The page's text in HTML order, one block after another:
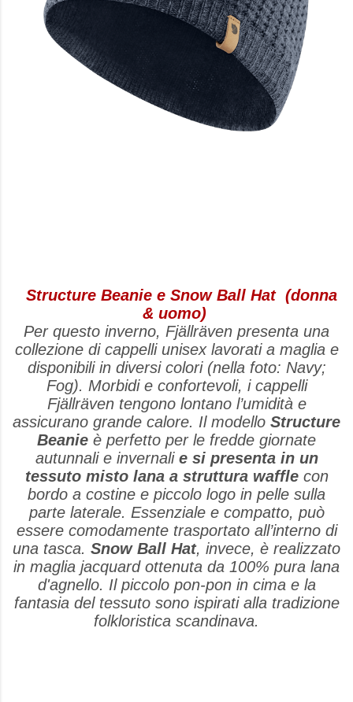
Structure Beanie e Snow Ball Hat (donna
& uomo)
Per questo inverno, Fjällräven presenta una
collezione di cappelli unisex lavorati a maglia e
disponibili in diversi colori (nella foto: Navy;
Fog). Morbidi e confortevoli, i cappelli
Fjällräven tengono lontano l’umidità e
assicurano grande calore. Il modello Structure
Beanie è perfetto per le fredde giornate
autunnali e invernalie si presenta in un
tessuto misto lana a struttura waffle con
bordo a costine e piccolo logo in pelle sulla
parte laterale. Essenziale e compatto, può
essere comodamente trasportato all’interno di
una tasca. Snow Ball Hat, invece, è realizzato
in maglia jacquard ottenuta da 100% pura lana
d'agnello. Il piccolo pon-pon in cima e la
fantasia del tessuto sono ispirati alla tradizione
folkloristica scandinava.